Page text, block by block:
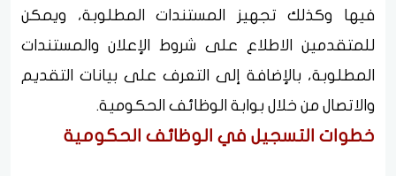
فيها وكذلك تجهيز المستندات المطلوبة، ويمكن
للمتقدمين الاطلاع على شروط الإعلان والمستندات
المطلوبة، بالإضافة إلى التعرف على بيانات التقديم
والاتصال من خلال بوابة الوظائف الحكومية.
خطوات التسجيل في الوظائف الحكومية